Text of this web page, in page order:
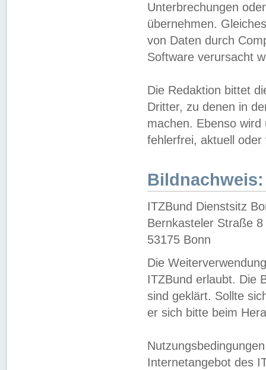
Unterbrechungen
übernehmen.
von Daten durch
Software verursacht
Die Redaktion bittet
Dritter, zu denen in
machen. Ebenso
fehlerfrei, aktuell oder
Bildnachweis:
ITZBund Dienstsitz
Bernkasteler Straße 8
53175 Bonn
Die
ITZBund erlaubt. Die
sind geklärt. Sollte
er sich bitte beim
Internetangebot des